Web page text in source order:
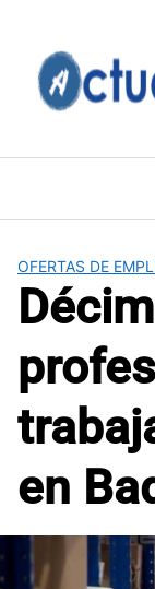
contenido
OFERTAS DE
en